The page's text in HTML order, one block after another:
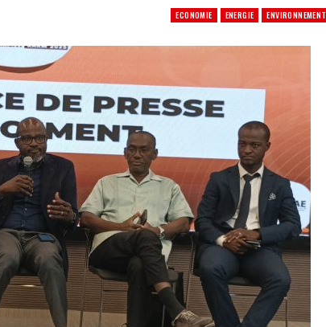
ECONOMIE ENERGIE ENVIRONNEMENT